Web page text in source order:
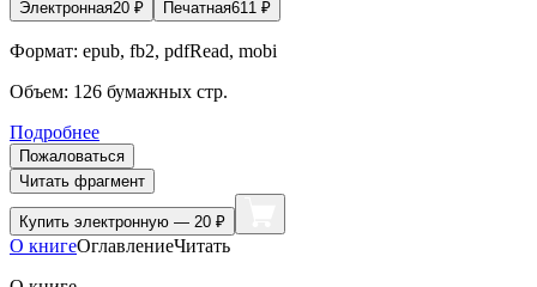
Электронная20 ₽ Печатная611 ₽
Формат: epub, fb2, pdfRead, mobi
Объем: 126 бумажных стр.
Подробнее
Пожаловаться
Читать фрагмент
Купить электронную — 20 ₽
О книгеОглавлениеЧитать